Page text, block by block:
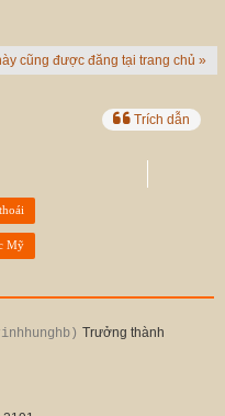
cũng được đăng tại trang chủ »
Trích dẫn
Mỹ
Trưởng thành